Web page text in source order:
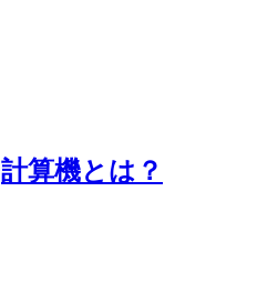
計算機とは？